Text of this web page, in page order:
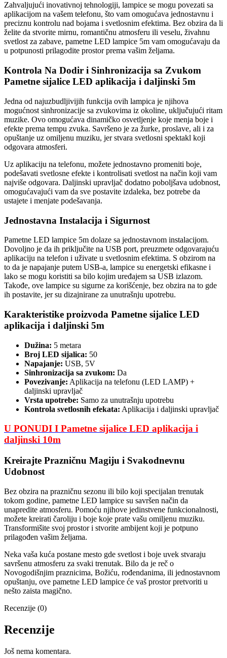
Zahvaljujući inovativnoj tehnologiji, lampice se mogu povezati sa
aplikacijom na vašem telefonu, što vam omogućava jednostavnu i
preciznu kontrolu nad bojama i svetlosnim efektima. Bez obzira da li
želite da stvorite mirnu, romantičnu atmosferu ili veselu, živahnu
svetlost za zabave, pametne LED lampice 5m vam omogućavaju da
u potpunosti prilagodite prostor prema vašim željama.
Kontrola Na Dodir i Sinhronizacija sa Zvukom
Pametne sijalice LED aplikacija i daljinski 5m
Jedna od najuzbudljivijih funkcija ovih lampica je njihova
mogućnost sinhronizacije sa zvukovima iz okoline, uključujući ritam
muzike. Ovo omogućava dinamičko osvetljenje koje menja boje i
efekte prema tempu zvuka. Savršeno je za žurke, proslave, ali i za
opuštanje uz omiljenu muziku, jer stvara svetlosni spektakl koji
odgovara atmosferi.
Uz aplikaciju na telefonu, možete jednostavno promeniti boje,
podešavati svetlosne efekte i kontrolisati svetlost na način koji vam
najviše odgovara. Daljinski upravljač dodatno poboljšava udobnost,
omogućavajući vam da sve postavite izdaleka, bez potrebe da
ustajete i menjate podešavanja.
Jednostavna Instalacija i Sigurnost
Pametne LED lampice 5m dolaze sa jednostavnom instalacijom.
Dovoljno je da ih priključite na USB port, preuzmete odgovarajuću
aplikaciju na telefon i uživate u svetlosnim efektima. S obzirom na
to da je napajanje putem USB-a, lampice su energetski efikasne i
lako se mogu koristiti sa bilo kojim uređajem sa USB izlazom.
Takođe, ove lampice su sigurne za korišćenje, bez obzira na to gde
ih postavite, jer su dizajnirane za unutrašnju upotrebu.
Karakteristike proizvoda Pametne sijalice LED
aplikacija i daljinski 5m
Dužina: 5 metara
Broj LED sijalica: 50
Napajanje: USB, 5V
Sinhronizacija sa zvukom: Da
Povezivanje: Aplikacija na telefonu (LED LAMP) +
daljinski upravljač
Vrsta upotrebe: Samo za unutrašnju upotrebu
Kontrola svetlosnih efekata: Aplikacija i daljinski upravljač
U PONUDI I Pametne sijalice LED aplikacija i
daljinski 10m
Kreirajte Prazničnu Magiju i Svakodnevnu
Udobnost
Bez obzira na prazničnu sezonu ili bilo koji specijalan trenutak
tokom godine, pametne LED lampice su savršen način da
unapredite atmosferu. Pomoću njihove jedinstvene funkcionalnosti,
možete kreirati čaroliju i boje koje prate vašu omiljenu muziku.
Transformišite svoj prostor i stvorite ambijent koji je potpuno
prilagođen vašim željama.
Neka vaša kuća postane mesto gde svetlost i boje uvek stvaraju
savršenu atmosferu za svaki trenutak. Bilo da je reč o
Novogodišnjim praznicima, Božiću, rođendanima, ili jednostavnom
opuštanju, ove pametne LED lampice će vaš prostor pretvoriti u
nešto zaista magično.
Recenzije (0)
Recenzije
Još nema komentara.